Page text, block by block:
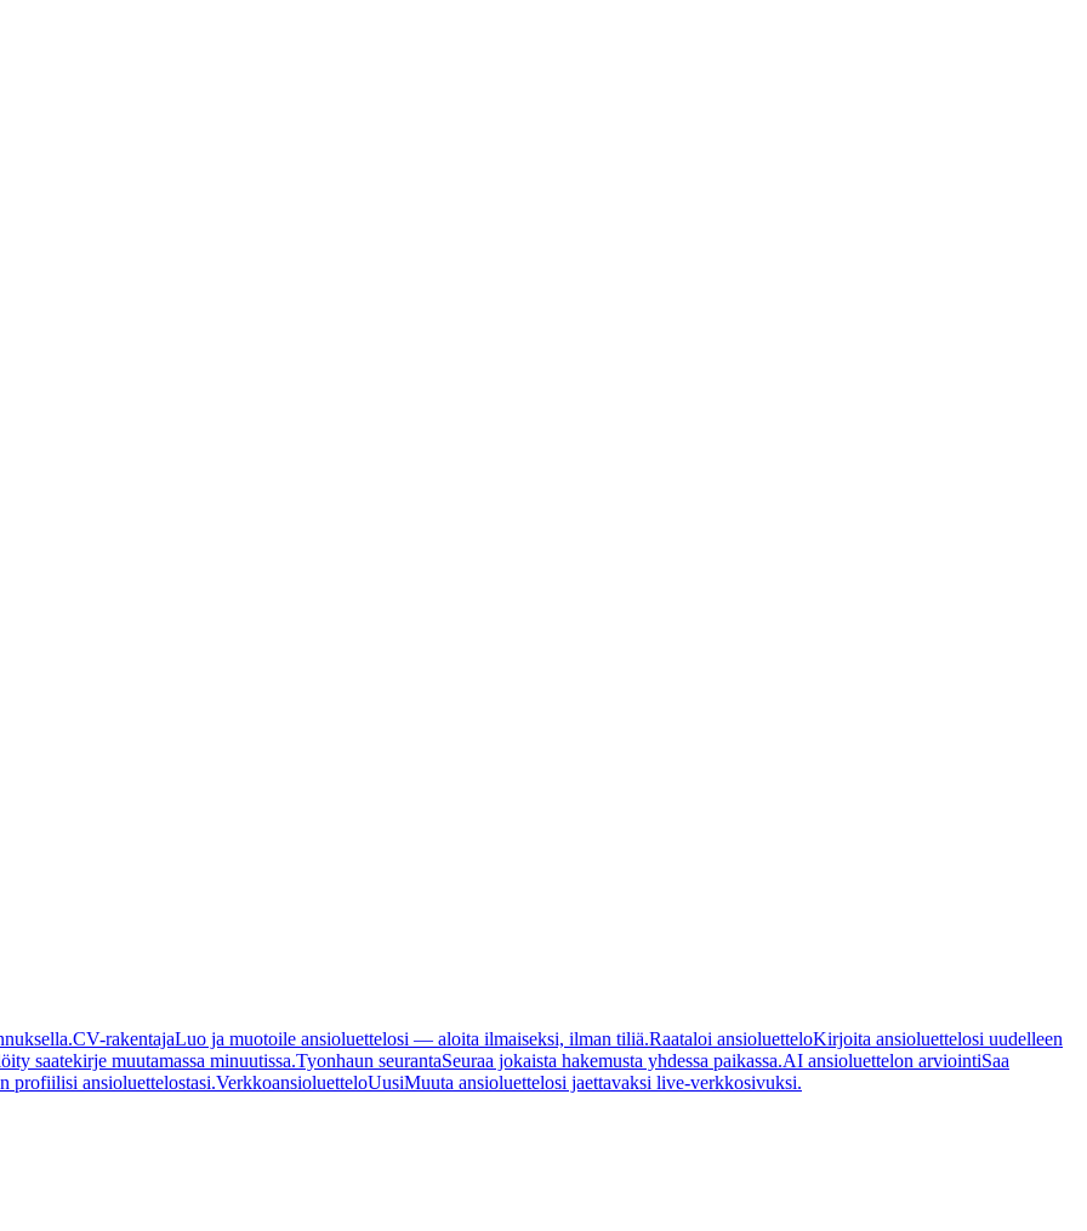
CV-rakentajaLuo ja muotoile ansioluettelosi — aloita ilmaiseksi, ilman tiliä.Raataloi ansioluetteloKirjoita ansioluettelosi uudelleen
saatekirje muutamassa minuutissa.Tyonhaun seurantaSeuraa jokaista hakemusta yhdessa paikassa.AI ansioluettelon arviointiSaa
profiilisi ansioluettelostasi.VerkkoansioluetteloUusiMuuta ansioluettelosi jaettavaksi live-verkkosivuksi.